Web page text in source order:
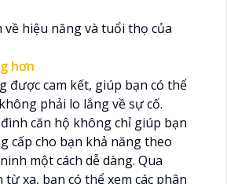
về hiệu năng và tuổi thọ của
hơn
được cam kết, giúp bạn có thể
phải lo lắng về sự cố.
căn hộ không chỉ giúp bạn
cấp cho bạn khả năng theo
một cách dễ dàng. Qua
xa, bạn có thể xem các phân